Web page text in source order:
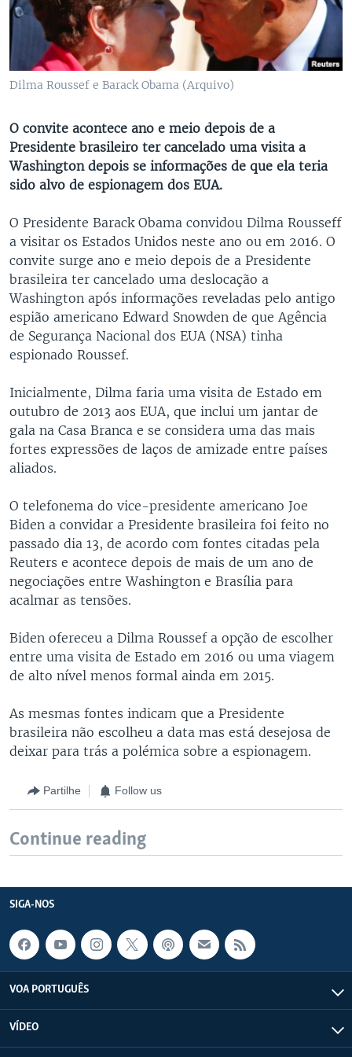
Dilma Roussef e Barack Obama (Arquivo)
O convite acontece ano e meio depois de a
Presidente brasileiro ter cancelado uma visita a
Washington depois se informações de que ela teria
sido alvo de espionagem dos EUA.
O Presidente Barack Obama convidou Dilma Rousseff
a visitar os Estados Unidos neste ano ou em 2016. O
convite surge ano e meio depois de a Presidente
brasileira ter cancelado uma deslocação a
Washington após informações reveladas pelo antigo
espião americano Edward Snowden de que Agência
de Segurança Nacional dos EUA (NSA) tinha
espionado Roussef.
Inicialmente, Dilma faria uma visita de Estado em
outubro de 2013 aos EUA, que inclui um jantar de
gala na Casa Branca e se considera uma das mais
fortes expressões de laços de amizade entre países
aliados.
O telefonema do vice-presidente americano Joe
Biden a convidar a Presidente brasileira foi feito no
passado dia 13, de acordo com fontes citadas pela
Reuters e acontece depois de mais de um ano de
negociações entre Washington e Brasília para
acalmar as tensões.
Biden ofereceu a Dilma Roussef a opção de escolher
entre uma visita de Estado em 2016 ou uma viagem
de alto nível menos formal ainda em 2015.
As mesmas fontes indicam que a Presidente
brasileira não escolheu a data mas está desejosa de
deixar para trás a polémica sobre a espionagem.
Partilhe Follow us
Continue reading
SIGA-NOS
VOA PORTUGUÊS
VÍDEO